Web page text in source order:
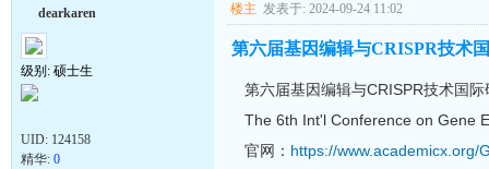
dearkaren
级别: 硕士生
UID: 124158
精华: 0
楼主 发表于: 2024-09-24 11:02
第六届基因编辑与CRISPR技术
第六届基因编辑与CRISPR技术国
The 6th Int'l Conference on Gene
官网： https://www.academicx.org/